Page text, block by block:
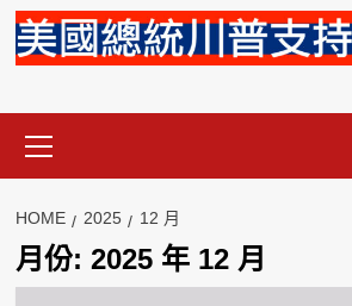
Menu
HOME 2025 12 月
月份: 2025 年 12 月